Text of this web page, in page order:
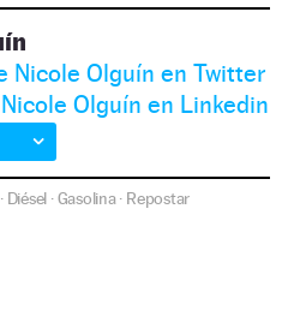
Nicole Olguín en Twitter
Olguín en Linkedin
· Diésel ·Gasolina· Repostar